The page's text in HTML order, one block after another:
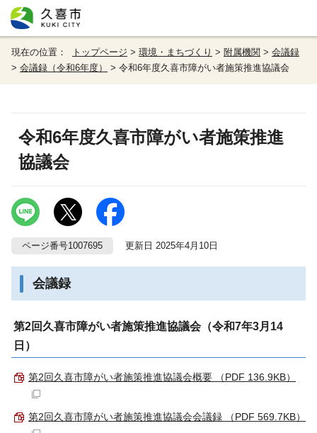
現在の位置： トップページ > 環境・まちづくり > 附属機関 > 会議録
> 会議録（令和6年度） > 令和6年度久喜市障がい者施策推進協議会
令和6年度久喜市障がい者施策推進
協議会
ページ番号1007695 更新日 2025年4月10日
会議録
第2回久喜市障がい者施策推進協議会（令和7年3月14
日）
第2回久喜市障がい者施策推進協議会概要 （PDF 136.9KB）
第2回久喜市障がい者施策推進協議会会議録 （PDF 569.7KB）